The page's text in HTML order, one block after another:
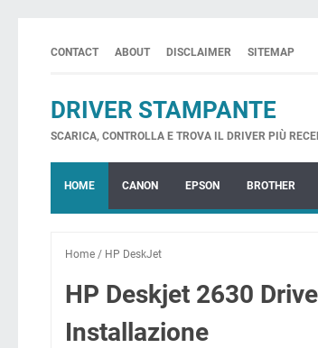
CONTACT ABOUT DISCLAIMER SITEMAP
DRIVER STAMPANTE
SCARICA, CONTROLLA E TROVA IL DRIVER PIÙ
HOME CANON EPSON BROTHER
Home / HP DeskJet
HP Deskjet 2630
Installazione